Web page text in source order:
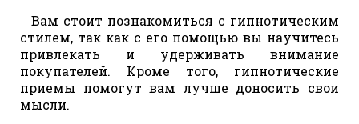
Вам стоит познакомиться с гипнотическим
стилем, так как с его помощью вы научитесь
привлекать и удерживать внимание
покупателей. Кроме того, гипнотические
приемы помогут вам лучше доносить свои
мысли.